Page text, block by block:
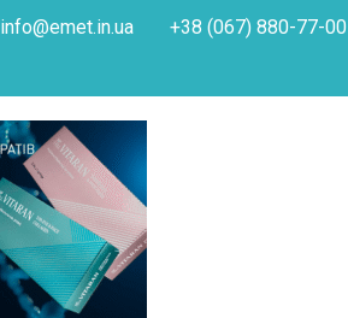
info@emet.in.ua +38 (067) 880-77-00